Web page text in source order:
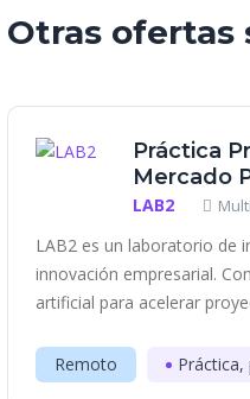
Otras ofertas
Práctica
Mercado
LAB2
LAB2 es un laboratorio de
innovación empresarial.
artificial para acelerar
Remoto Práctica,